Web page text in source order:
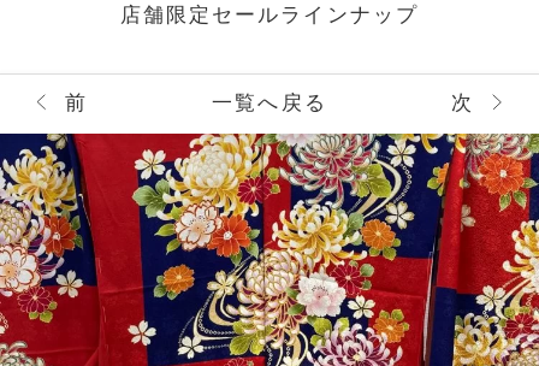
店舗限定セールラインナップ
前 一覧へ戻る 次